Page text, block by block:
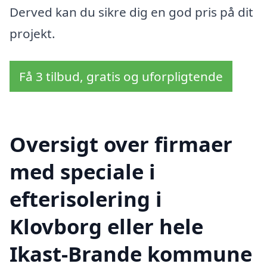
Derved kan du sikre dig en god pris på dit
projekt.
Få 3 tilbud, gratis og uforpligtende
Oversigt over firmaer
med speciale i
efterisolering i
Klovborg eller hele
Ikast-Brande kommune